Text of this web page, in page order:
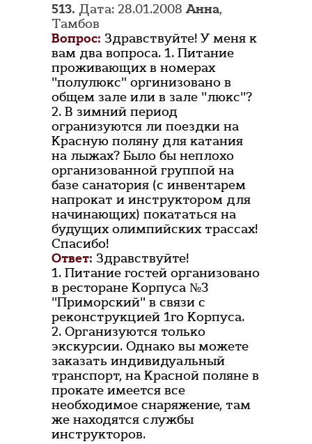
513. Дата: 28.01.2008Анна,
Тамбов
Вопрос: Здравствуйте! У меня к
вам два вопроса. 1. Питание
проживающих в номерах
"полулюкс" оргинизовано в
общем зале или в зале "люкс"?
2. В зимний период
огранизуются ли поездки на
Красную поляну для катания
на лыжах? Было бы неплохо
организованной группой на
базе санатория (с инвентарем
напрокат и инструктором для
начинающих) покататься на
будущих олимпийских трассах!
Спасибо!
Ответ: Здравствуйте!
1. Питание гостей организовано
в ресторане Корпуса №3
"Приморский" в связи с
реконструкцией 1го Корпуса.
2. Организуются только
экскурсии. Однако вы можете
заказать индивидуальный
транспорт, на Красной поляне в
прокате имеется все
необходимое снаряжение, там
же находятся службы
инструкторов.